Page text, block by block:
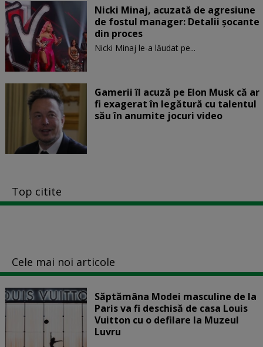
Nicki Minaj, acuzată de agresiune
de fostul manager: Detalii șocante
din proces
Nicki Minaj le-a lăudat pe...
Gamerii îl acuză pe Elon Musk că ar
fi exagerat în legătură cu talentul
său în anumite jocuri video
Top citite
Cele mai noi articole
Săptămâna Modei masculine de la
Paris va fi deschisă de casa Louis
Vuitton cu o defilare la Muzeul
Luvru